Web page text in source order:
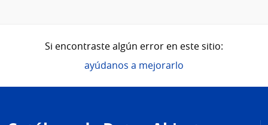
Si encontraste algún error en este sitio:
ayúdanos a mejorarlo
de